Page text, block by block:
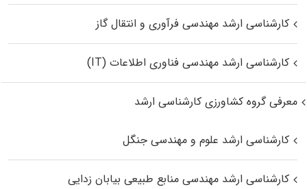
کارشناسی ارشد مهندسی فرآوری و انتقال گاز
کارشناسی ارشد مهندسی فناوری اطلاعات (IT)
معرفی گروه کشاورزی کارشناسی ارشد
کارشناسی ارشد علوم و مهندسی جنگل
کارشناسی ارشد مهندسی منابع طبیعی بیابان زدایی